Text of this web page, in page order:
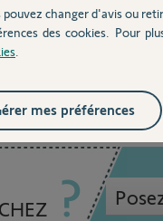
an
pouvez changer d'avis ou
des cookies. Pour
mes préférences